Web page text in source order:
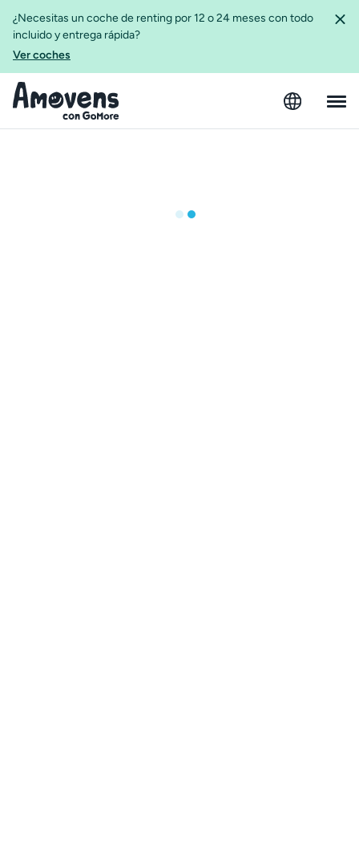
¿Necesitas un coche de renting por 12 o 24 meses con todo
incluido y entrega rápida?
Ver coches